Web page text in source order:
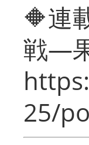
🔶連
戦―
25/